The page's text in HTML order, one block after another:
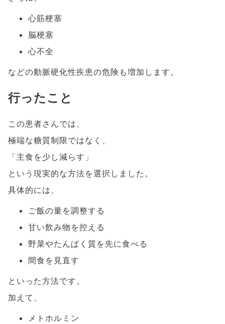
心筋梗塞
脳梗塞
心不全
などの動脈硬化性疾患の危険も増加します。
行ったこと
この患者さんでは、
極端な糖質制限ではなく、
「主食を少し減らす」
という現実的な方法を選択しました。
具体的には、
ご飯の量を調整する
甘い飲み物を控える
野菜やたんぱく質を先に食べる
間食を見直す
といった方法です。
加えて、
メトホルミン